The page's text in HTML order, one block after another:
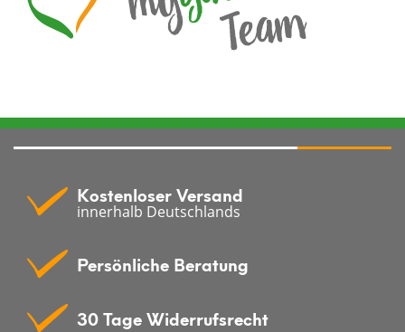
Kostenloser Versand
innerhalb Deutschlands
Persönliche Beratung
30 Tage Widerrufsrecht